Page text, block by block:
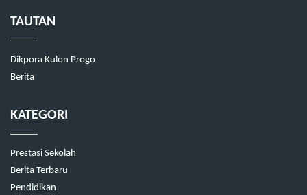
TAUTAN
Dikpora Kulon Progo
Berita
KATEGORI
Prestasi Sekolah
Berita Terbaru
Pendidikan